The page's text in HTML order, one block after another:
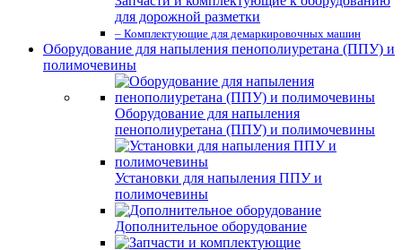
для дорожной разметки
– Комплектующие для демаркировочных машин
Оборудование для напыления пенополиуретана (ППУ) и
полимочевины
Оборудование для напыления
пенополиуретана (ППУ) и полимочевины
Установки для напыления ППУ и
полимочевины
Дополнительное оборудование